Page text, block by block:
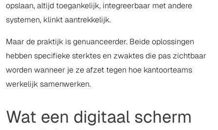
opslaan, altijd toegankelijk, integreerbaar met andere
systemen, klinkt aantrekkelijk.
Maar de praktijk is genuanceerder. Beide oplossingen
hebben specifieke sterktes en zwaktes die pas zichtbaar
worden wanneer je ze afzet tegen hoe kantoorteams
werkelijk samenwerken.
Wat een digitaal scherm